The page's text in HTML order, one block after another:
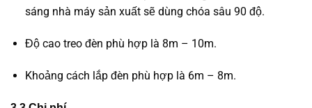
sáng nhà máy sản xuất sẽ dùng chóa sâu 90 độ.
Độ cao treo đèn phù hợp là 8m – 10m.
Khoảng cách lắp đèn phù hợp là 6m – 8m.